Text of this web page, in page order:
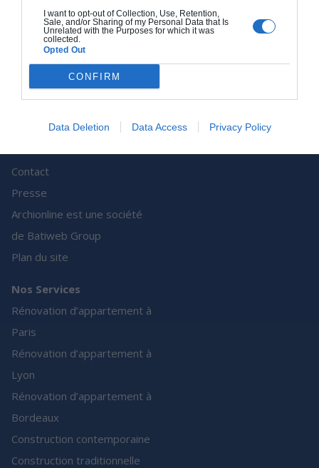
I want to opt-out of Collection, Use, Retention,
Sale, and/or Sharing of my Personal Data that Is
Unrelated with the Purposes for which it was
collected.
Opted Out
CONFIRM
Data Deletion Data Access Privacy Policy
A propos
Comment ça marche ?
Pourquoi nous faire
Contact
Presse
Archionline est une société
de Batiweb Group
Plan du site
Nos Services
Rénovation d’appartement à
Paris
Rénovation d’appartement à
Lyon
Rénovation d’appartement à
Bordeaux
Construction contemporaine
Construction traditionnelle